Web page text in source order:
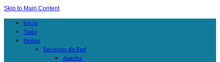
Skip to Main Content
Inicio
Todo
Redes
Servicios de Red
Apache